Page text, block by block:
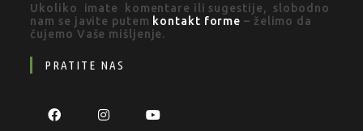
Ukoliko imate komentare ili sugestije, slobodno
nam se javite putem kontakt forme – želimo da
čujemo Vaše mišljenje.
PRATITE NAS